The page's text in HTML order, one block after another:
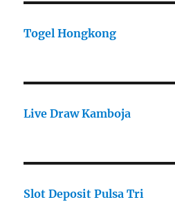
Togel Hongkong
Live Draw Kamboja
Slot Deposit Pulsa Tri